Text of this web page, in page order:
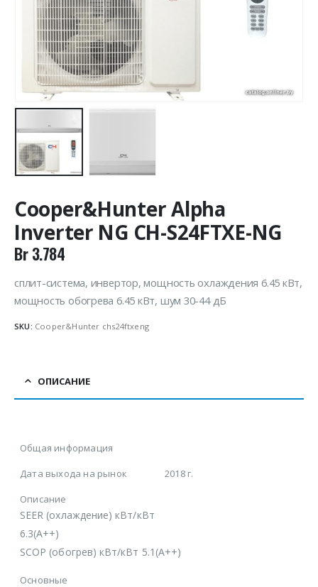
Cooper&Hunter Alpha
Inverter NG CH-S24FTXE-NG
Br3.784
сплит-система, инвертор, мощность охлаждения 6.45 кВт,
мощность обогрева 6.45 кВт, шум 30-44 дБ
SKU: Cooper&Hunter chs24ftxeng
ОПИСАНИЕ
Общая информация
Дата выхода на рынок
2018 г.
Описание
SEER (охлаждение) кВт/кВт
6.3(А++)
SCOP (обогрев) кВт/кВт 5.1(А++)
Основные